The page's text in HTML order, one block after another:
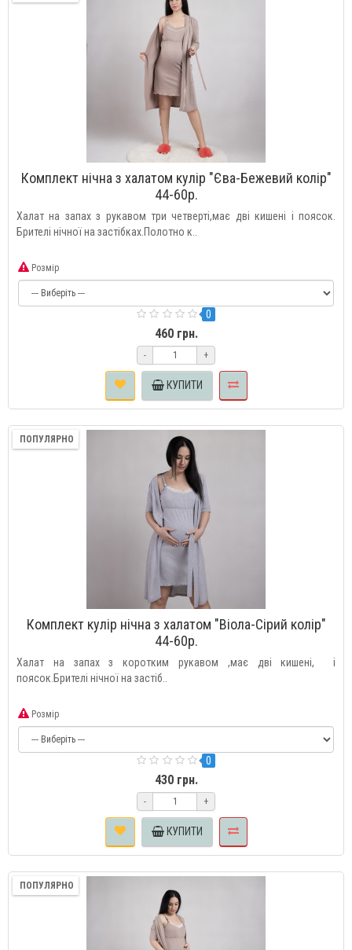
Комплект нічна з халатом кулір "Єва-Бежевий колір"
44-60р.
Халат на запах з рукавом три четверті,має дві кишені і поясок.
Брителі нічної на застібках.Полотно к..
Розмір
0
460 грн.
- +
КУПИТИ
ПОПУЛЯРНО
Комплект кулір нічна з халатом "Віола-Сірий колір"
44-60р.
Халат на запах з коротким рукавом ,має дві кишені, і
поясок.Брителі нічної на застіб..
Розмір
0
430 грн.
- +
КУПИТИ
ПОПУЛЯРНО